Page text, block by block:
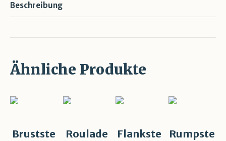
Beschreibung
Ähnliche Produkte
Brustste
Roulade
Flankste
Rumpste